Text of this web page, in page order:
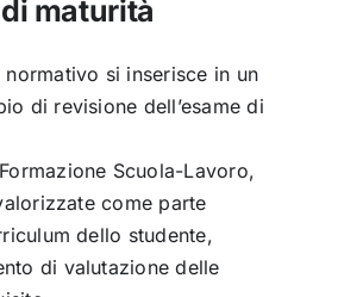
maturità
si inserisce in un
di revisione dell’esame di
Scuola-Lavoro,
come parte
dello studente,
di valutazione delle